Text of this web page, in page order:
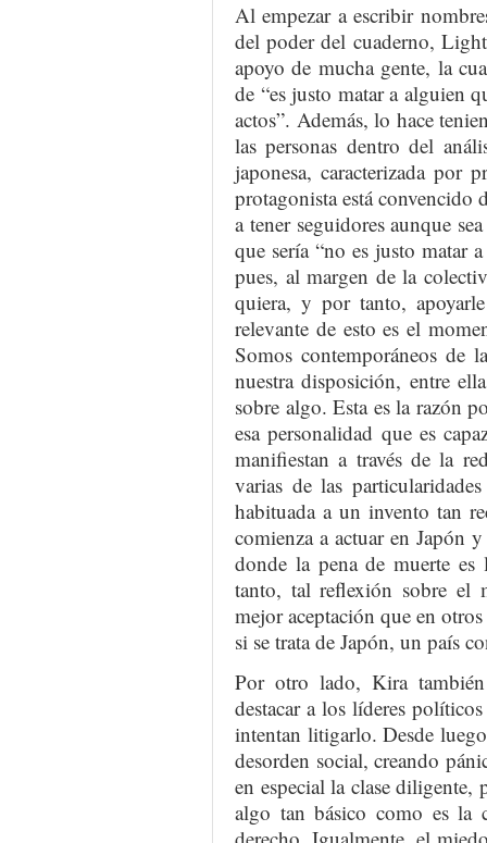
Al empezar a escribir
del poder del cuaderno,
apoyo de mucha gente, la
de “es justo matar a alguien
actos”. Además, lo hace
las personas dentro del
japonesa, caracterizada
protagonista está convencido
a tener seguidores aunque
que sería “no es justo matar
pues, al margen de la
quiera, y por tanto,
relevante de esto es el
Somos contemporáneos de
nuestra disposición, entre
sobre algo. Esta es la razón
esa personalidad que es
manifiestan a través de la
varias de las
habituada a un invento tan
comienza a actuar en Japón
donde la pena de muerte
tanto, tal reflexión sobre el
mejor aceptación que en
si se trata de Japón, un país
Por otro lado, Kira
destacar a los líderes
intentan litigarlo. Desde
desorden social, creando
en especial la clase diligente,
algo tan básico como es la